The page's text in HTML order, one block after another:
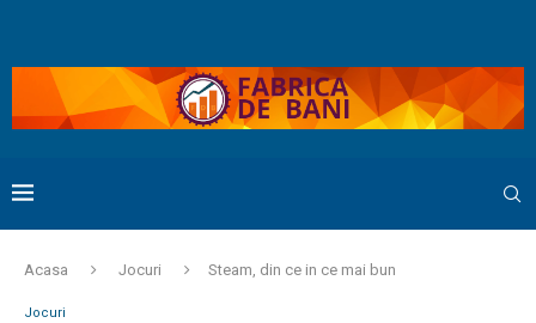
Acasa Jocuri Steam, din ce in ce mai bun
Jocuri